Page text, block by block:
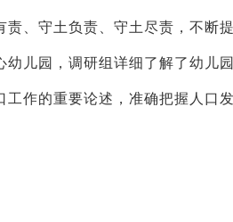
、守土负责、守土尽责，不断
儿园，调研组详细了解了幼儿
作的重要论述，准确把握人口